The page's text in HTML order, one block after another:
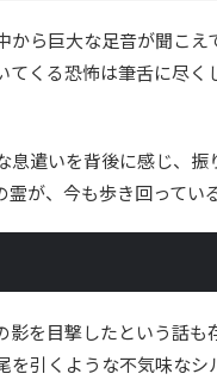
ら巨大な足音が聞こえ
くる恐怖は筆舌に尽く
遣いを背後に感じ、振
が、今も歩き回ってい
を目撃したという話も
引くような不気味なシ